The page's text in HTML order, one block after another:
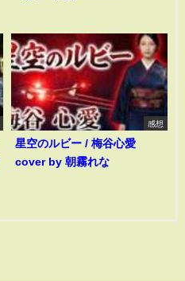
感想
星空のルビー / 梅谷心愛
cover by 朝霧れな